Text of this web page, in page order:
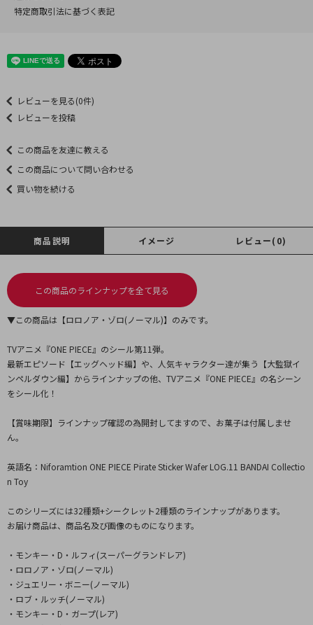
特定商取引法に基づく表記
レビューを見る(0件)
レビューを投稿
この商品を友達に教える
この商品について問い合わせる
買い物を続ける
商品説明 イメージ レビュー(0)
この商品のラインナップを全て見る
▼この商品は【ロロノア・ゾロ(ノーマル)】のみです。
TVアニメ『ONE PIECE』のシール第11弾。
最新エピソード【エッグヘッド編】や、人気キャラクター達が集う【大監獄イ
ンペルダウン編】からラインナップの他、TVアニメ『ONE PIECE』の名シーン
をシール化！
【賞味期限】ラインナップ確認の為開封してますので、お菓子は付属しませ
ん。
英語名：Niforamtion ONE PIECE Pirate Sticker Wafer LOG.11 BANDAI Collectio
n Toy
このシリーズには32種類+シークレット2種類のラインナップがあります。
お届け商品は、商品名及び画像のものになります。
・モンキー・D・ルフィ(スーパーグランドレア)
・ロロノア・ゾロ(ノーマル)
・ジュエリー・ボニー(ノーマル)
・ロブ・ルッチ(ノーマル)
・モンキー・D・ガープ(レア)